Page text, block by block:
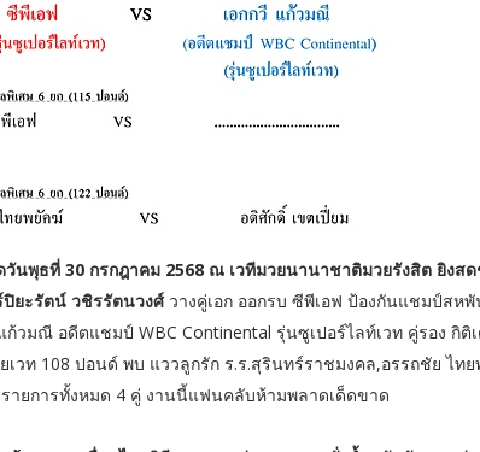
นพุธที่ 30 กรกฎาคม 2568 ณ เวทีมวยนานาชาติมวยรังสิต ยิงสด
ปิยะรัตน์ วชิรรัตนวงศ์วางคู่เอก ออกรบ ซีพีเอฟ ป้องกันแชมป์สหพั
ก้วมณี อดีตแชมป์ WBC Continental รุ่นซูเปอร์ไลท์เวท คู่รอง กิ
วท 108 ปอนด์ พบ แววลูกรัก ร.ร.สุรินทร์ราชมงคล,อรรถชัย ไท
ายการทั้งหมด 4 คู่ งานนี้แฟนคลับห้ามพลาดเด็ดขาด